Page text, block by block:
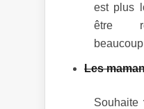
est plus
être
Les
Souhaite